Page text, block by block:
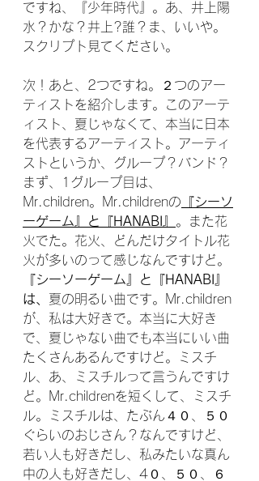
ですね、『少年時代』。あ、井上陽
水？かな？井上?誰？ま、いいや。
スクリプト見てください。
次！あと、2つですね。２つのアー
ティストを紹介します。このアーテ
ィスト、夏じゃなくて、本当に日本
を代表するアーティスト。アーティ
ストというか、グループ？バンド？
まず、1グループ目は、
Mr.children。Mr.childrenの 『シーソ
ーゲーム』
と 『HANABI』 。また花
火でた。花火、どんだけタイトル花
火が多いのって感じなんですけど。
『シーソーゲーム』と『HANABI』
は、
夏の明るい曲です。Mr.children
が、私は大好きで。本当に大好き
で、夏じゃない曲でも本当にいい曲
たくさんあるんですけど。ミスチ
ル、あ、ミスチルって言うんですけ
ど。Mr.childrenを短くして、ミスチ
ル。ミスチルは、たぶん４０、５０
ぐらいのおじさん？なんですけど、
若い人も好きだし、私みたいな真ん
中の人も好きだし、4０、５０、６